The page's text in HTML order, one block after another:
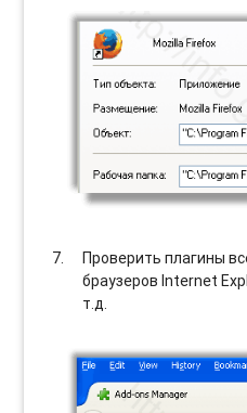
Проверить плагины
браузеров Internet
т.д.